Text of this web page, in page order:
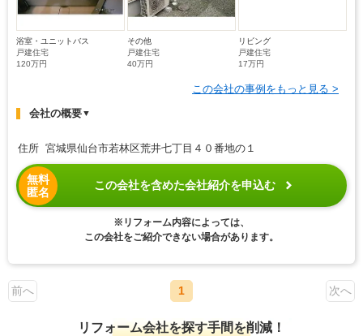
浴室・ユニットバス
戸建住宅
120万円
その他
戸建住宅
40万円
リビング
戸建住宅
17万円
この会社の事例をもっと見る >
会社の概要▼
住所 宮城県仙台市若林区荒井七丁目４０番地の１
無料
匿名
この会社を含めた会社紹介を申込む
※リフォーム内容によっては、
この会社をご紹介できない場合があります。
前へ 1 次へ
リフォーム会社を探す手間を削減！